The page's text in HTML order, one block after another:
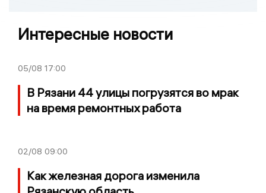
Интересные новости
05/08 17:00
В Рязани 44 улицы погрузятся во мрак
на время ремонтных работа
02/08 09:00
Как железная дорога изменила